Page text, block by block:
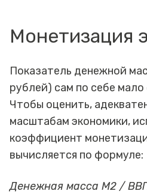
Монетизация
Показатель денежной
рублей) сам по себе мало
Чтобы оценить,
масштабам экономики,
коэффициент
вычисляется по формуле:
Денежная масса М2 /